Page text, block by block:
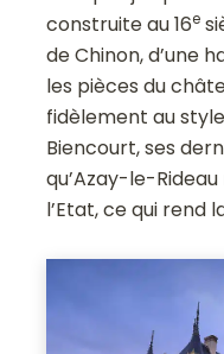
construite au 16e
de Chinon, d’une
les pièces du
fidèlement au
Biencourt, ses
qu’Azay-le-
l’Etat, ce qui rend